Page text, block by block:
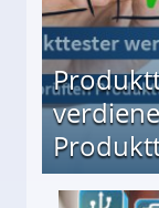
↻ Täglich neue